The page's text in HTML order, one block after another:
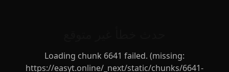
Loading chunk 6641 failed. (missing:
https://easyt.online/_next/static/chunks/6641-